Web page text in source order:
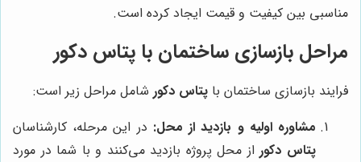
مناسبی بین کیفیت و قیمت ایجاد کرده است.
مراحل بازسازی ساختمان با پتاس دکور
فرایند بازسازی ساختمان با پتاس دکور شامل مراحل زیر است:
مشاوره اولیه و بازدید از محل: در این مرحله، کارشناسان
پتاس دکوراز محل پروژه بازدید می‌کنند و با شما در مورد